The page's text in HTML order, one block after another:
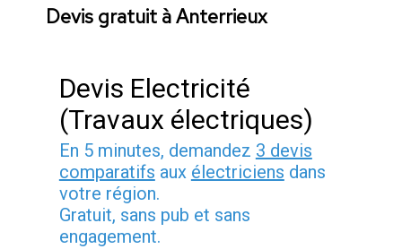
Devis gratuit à Anterrieux
Devis Electricité
(Travaux électriques)
En 5 minutes, demandez 3 devis
comparatifs aux électriciens dans
votre région.
Gratuit, sans pub et sans
engagement.